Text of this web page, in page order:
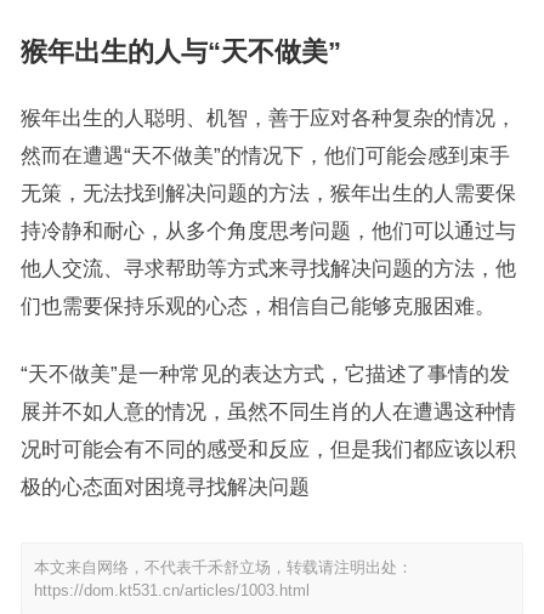
猴年出生的人与“天不做美”
猴年出生的人聪明、机智，善于应对各种复杂的情况，
然而在遭遇“天不做美”的情况下，他们可能会感到束手
无策，无法找到解决问题的方法，猴年出生的人需要保
持冷静和耐心，从多个角度思考问题，他们可以通过与
他人交流、寻求帮助等方式来寻找解决问题的方法，他
们也需要保持乐观的心态，相信自己能够克服困难。
“天不做美”是一种常见的表达方式，它描述了事情的发
展并不如人意的情况，虽然不同生肖的人在遭遇这种情
况时可能会有不同的感受和反应，但是我们都应该以积
极的心态面对困境寻找解决问题
本文来自网络，不代表千禾舒立场，转载请注明出处：
https://dom.kt531.cn/articles/1003.html